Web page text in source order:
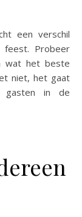
een verschil
feest. Probeer
wat het beste
niet, het gaat
in de